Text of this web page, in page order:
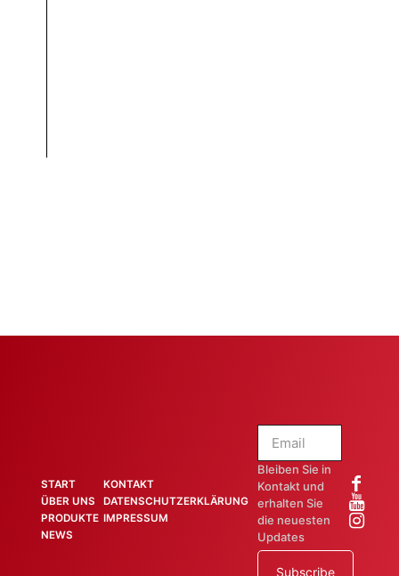
START
ÜBER UNS
PRODUKTE
NEWS
KONTAKT
DATENSCHUTZERKLÄRUNG
IMPRESSUM
Bleiben Sie in
Kontakt und
erhalten Sie
die neuesten
Updates